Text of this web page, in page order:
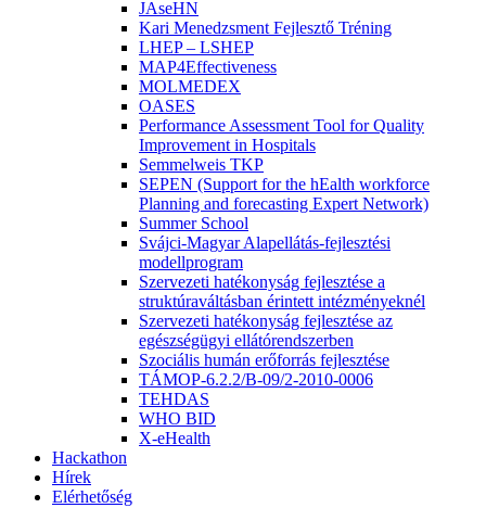
JAseHN
Kari Menedzsment Fejlesztő Tréning
LHEP – LSHEP
MAP4Effectiveness
MOLMEDEX
OASES
Performance Assessment Tool for Quality
Improvement in Hospitals
Semmelweis TKP
SEPEN (Support for the hEalth workforce
Planning and forecasting Expert Network)
Summer School
Svájci-Magyar Alapellátás-fejlesztési
modellprogram
Szervezeti hatékonyság fejlesztése a
struktúraváltásban érintett intézményeknél
Szervezeti hatékonyság fejlesztése az
egészségügyi ellátórendszerben
Szociális humán erőforrás fejlesztése
TÁMOP-6.2.2/B-09/2-2010-0006
TEHDAS
WHO BID
X-eHealth
Hackathon
Hírek
Elérhetőség